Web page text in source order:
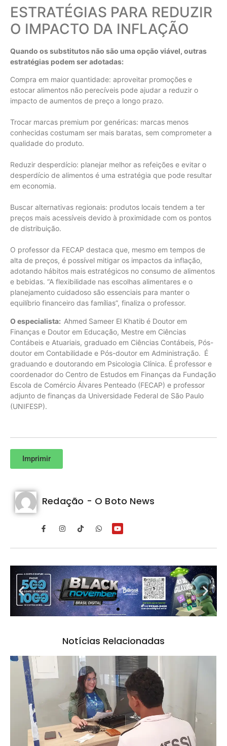
ESTRATÉGIAS PARA REDUZIR
O IMPACTO DA INFLAÇÃO
Quando os substitutos não são uma opção viável, outras
estratégias podem ser adotadas:
Compra em maior quantidade: aproveitar promoções e
estocar alimentos não perecíveis pode ajudar a reduzir o
impacto de aumentos de preço a longo prazo.
Trocar marcas premium por genéricas: marcas menos
conhecidas costumam ser mais baratas, sem comprometer a
qualidade do produto.
Reduzir desperdício: planejar melhor as refeições e evitar o
desperdício de alimentos é uma estratégia que pode resultar
em economia.
Buscar alternativas regionais: produtos locais tendem a ter
preços mais acessíveis devido à proximidade com os pontos
de distribuição.
O professor da FECAP destaca que, mesmo em tempos de
alta de preços, é possível mitigar os impactos da inflação,
adotando hábitos mais estratégicos no consumo de alimentos
e bebidas. “A flexibilidade nas escolhas alimentares e o
planejamento cuidadoso são essenciais para manter o
equilíbrio financeiro das famílias”, finaliza o professor.
O especialista: Ahmed Sameer El Khatib é Doutor em
Finanças e Doutor em Educação, Mestre em Ciências
Contábeis e Atuariais, graduado em Ciências Contábeis, Pós-
doutor em Contabilidade e Pós-doutor em Administração. É
graduando e doutorando em Psicologia Clínica. É professor e
coordenador do Centro de Estudos em Finanças da Fundação
Escola de Comércio Álvares Penteado (FECAP) e professor
adjunto de finanças da Universidade Federal de São Paulo
(UNIFESP).
Imprimir
Redação - O Boto News
Notícias Relacionadas